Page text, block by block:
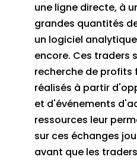
une ligne directe, à
grandes quantités
un logiciel
encore. Ces traders
recherche de profits
réalisés à partir
et d'événements
ressources leur
sur ces échanges
avant que les